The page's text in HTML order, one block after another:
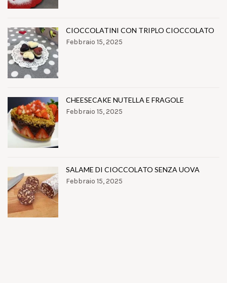
CIOCCOLATINI CON TRIPLO CIOCCOLATO
Febbraio 15, 2025
CHEESECAKE NUTELLA E FRAGOLE
Febbraio 15, 2025
SALAME DI CIOCCOLATO SENZA UOVA
Febbraio 15, 2025